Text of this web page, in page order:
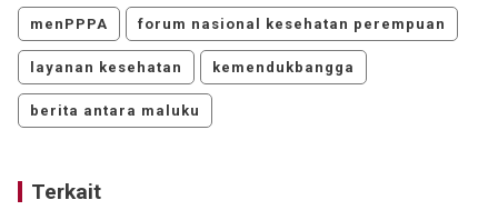
menPPPA forum nasional kesehatan perempuan
layanan kesehatan kemendukbangga
berita antara maluku
Terkait